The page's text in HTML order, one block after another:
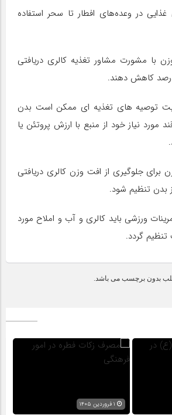
در وعده‌های افطار تا سحر استفاده
وزن با مشورت مشاور تغذیه کالری دریافتی
توصیه های تغذیه ای ممکن است بدن
مورد نیاز خود از منبع با ارزش پروتئن یا
برای جلوگیری از افت وزن کالری دریافتی
بدن تنظیم شود.
ورزشی باید کالری و آب و املاح مورد
گردد.
بدون برچسب می باشد.